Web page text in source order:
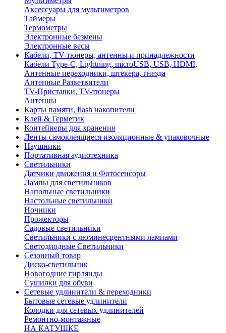
Аксессуары для мультиметров
Таймеры
Термометры
Электронные безмены
Электронные весы
Кабели, TV-тюнеры, антенны и принадлежности
Кабели Type-C, Lightning, microUSB, USB, HDMI,
Антенные переходники, штекера, гнезда
Антенные Разветвители
TV-Приставки, TV-тюнеры
Антенны
Карты памяти, flash накопители
Клей & Герметик
Контейнеры для хранения
Ленты самоклеящиеся изоляционные & упаковочные
Наушники
Портативная аудиотехника
Светильники
Датчики движения и Фотосенсоры
Лампы для светильников
Напольные светильники
Настольные светильники
Ночники
Прожекторы
Садовые светильники
Светильники с люминесцентными лампами
Светодиодные Светильники
Сезонный товар
Диско-светильник
Новогодние гирлянды
Сушилки для обуви
Сетевые удлинители & переходники
Бытовые сетевые удлинители
Колодки для сетевых удлинителей
Ремонтно-монтажные
НА КАТУШКЕ